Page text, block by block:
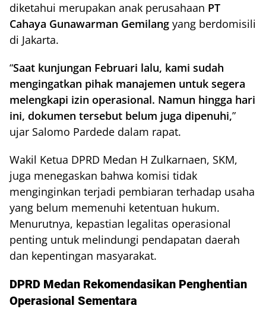
diketahui merupakan anak perusahaan PT
Cahaya Gunawarman Gemilang yang berdomisili
di Jakarta.
“Saat kunjungan Februari lalu, kami sudah
mengingatkan pihak manajemen untuk segera
melengkapi izin operasional. Namun hingga hari
ini, dokumen tersebut belum juga dipenuhi,”
ujar Salomo Pardede dalam rapat.
Wakil Ketua DPRD Medan H Zulkarnaen, SKM,
juga menegaskan bahwa komisi tidak
menginginkan terjadi pembiaran terhadap usaha
yang belum memenuhi ketentuan hukum.
Menurutnya, kepastian legalitas operasional
penting untuk melindungi pendapatan daerah
dan kepentingan masyarakat.
DPRD Medan Rekomendasikan Penghentian
Operasional Sementara